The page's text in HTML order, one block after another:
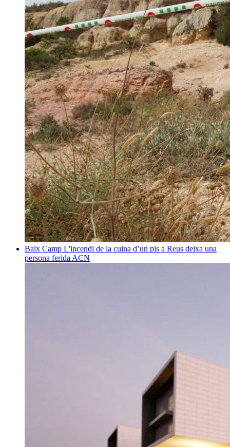
Baix Camp L'incendi de la cuina d’un pis a Reus deixa una
persona ferida ACN